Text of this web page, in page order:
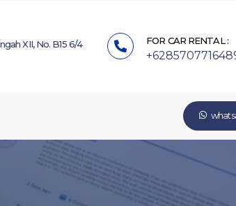
XII, No. B15 6/4 FOR CAR RENTAL :